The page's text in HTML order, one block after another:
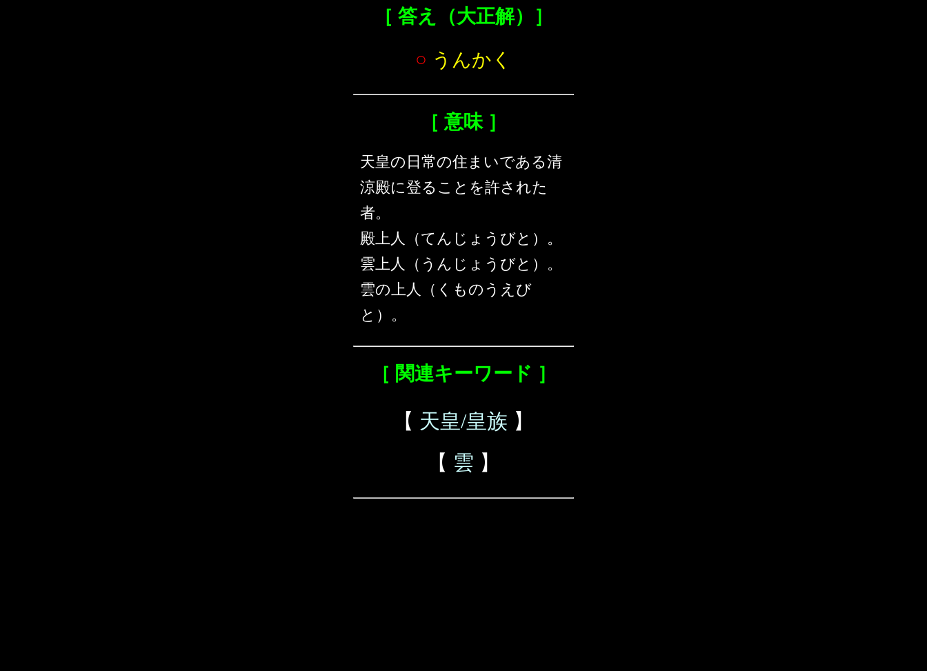
［ 答え（大正解）］
○ うんかく
［ 意味 ］
天皇の日常の住まいである清
涼殿に登ることを許された
者。
殿上人（てんじょうびと）。
雲上人（うんじょうびと）。
雲の上人（くものうえび
と）。
［ 関連キーワード ］
【 天皇/皇族 】
【 雲 】